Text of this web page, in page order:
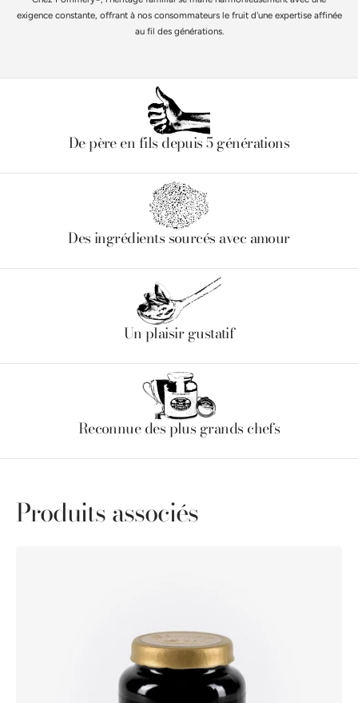
exigence constante, offrant à nos consommateurs le fruit d'une expertise affinée
au fil des générations.
De père en fils depuis 5 générations
Des ingrédients sourcés avec amour
Un plaisir gustatif
Reconnue des plus grands chefs
Produits associés